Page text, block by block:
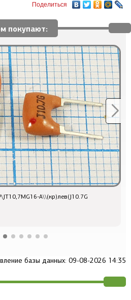
Поделиться
покупают:
A\\(кр)лев(J10.7G
базы данных: 09-08-2026 14:35